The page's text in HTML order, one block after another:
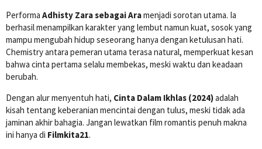
Performa Adhisty Zara sebagai Aramenjadi sorotan utama. Ia
berhasil menampilkan karakter yang lembut namun kuat, sosok yang
mampu mengubah hidup seseorang hanya dengan ketulusan hati.
Chemistry antara pemeran utama terasa natural, memperkuat kesan
bahwa cinta pertama selalu membekas, meski waktu dan keadaan
berubah.
Dengan alur menyentuh hati, Cinta Dalam Ikhlas (2024)adalah
kisah tentang keberanian mencintai dengan tulus, meski tidak ada
jaminan akhir bahagia. Jangan lewatkan film romantis penuh makna
ini hanya di Filmkita21.